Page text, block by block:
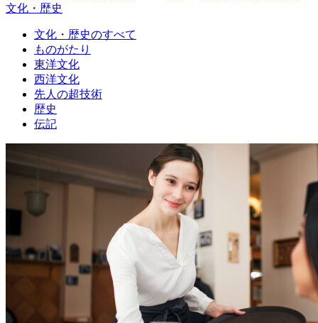
文化・歴史
文化・歴史のすべて
ものがたり
東洋文化
西洋文化
先人の超技術
歴史
伝記